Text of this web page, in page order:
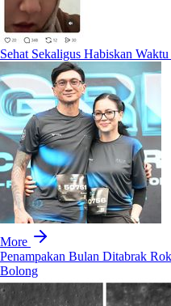
Sehat Sekaligus Habiskan
More
Penampakan Bulan Ditabrak
Bolong